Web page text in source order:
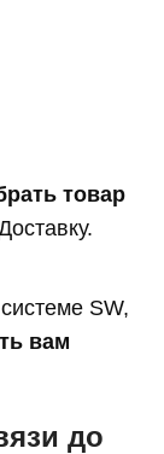
товар
SW,
вам
до